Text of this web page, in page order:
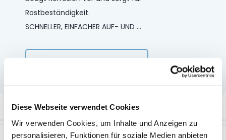
Diese Webseite verwendet Cookies
Wir verwenden Cookies, um Inhalte und Anzeigen zu
personalisieren, Funktionen für soziale Medien anbieten
Rostbeständigkeit.
SCHNELLER, EINFACHER AUF- UND ...
Weitere Informationen